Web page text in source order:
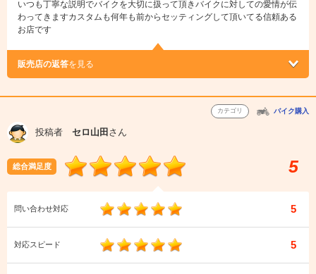
いつも丁寧な説明でバイクを大切に扱って頂きバイクに対しての愛情が伝
わってきますカスタムも何年も前からセッティングして頂いてる信頼ある
お店です
販売店の返答を見る
カテゴリ バイク購入
投稿者 セロ山田 さん
総合満足度 5
問い合わせ対応 5
対応スピード 5